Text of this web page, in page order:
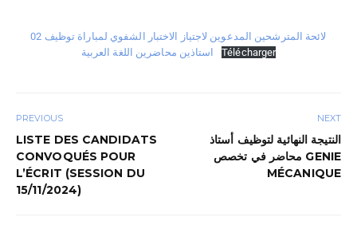
لائحة المترشحين المدعوين لاجتياز الاختبار الشفوي لمباراة توظيف 02
استاذين محاضرين اللغة العربية
Télécharger
PREVIOUS
LISTE DES CANDIDATS
CONVOQUÉS POUR
L’ÉCRIT (SESSION DU
15/11/2024)
NEXT
النتيجة النهائية لتوظيف أستاذ
محاضر في تخصص GENIE
MÉCANIQUE